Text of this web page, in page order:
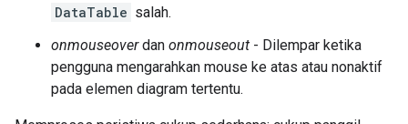
DataTable salah.
onmouseoverdan onmouseout - Dilempar ketika
pengguna mengarahkan mouse ke atas atau nonaktif
pada elemen diagram tertentu.